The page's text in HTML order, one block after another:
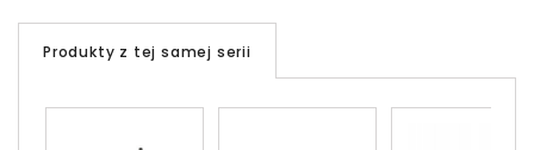
Produkty z tej samej serii